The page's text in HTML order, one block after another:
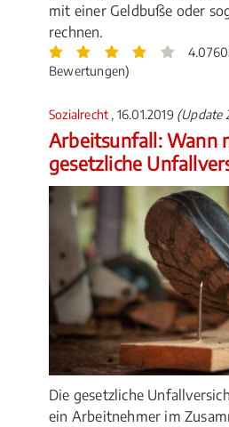
mit einer Geldbuße oder
rechnen.
Bewertungen)
Sozialrecht , 16.01.2019 (Update
Arbeitsunfall: Wann
gesetzliche
Die gesetzliche
ein Arbeitnehmer im